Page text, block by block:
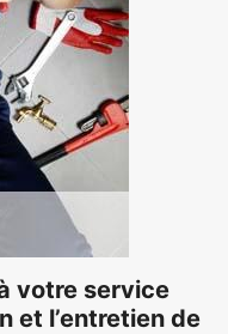
votre service
et l’entretien de